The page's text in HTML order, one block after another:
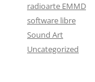
radioarte EMMD
software libre
Sound Art
Uncategorized